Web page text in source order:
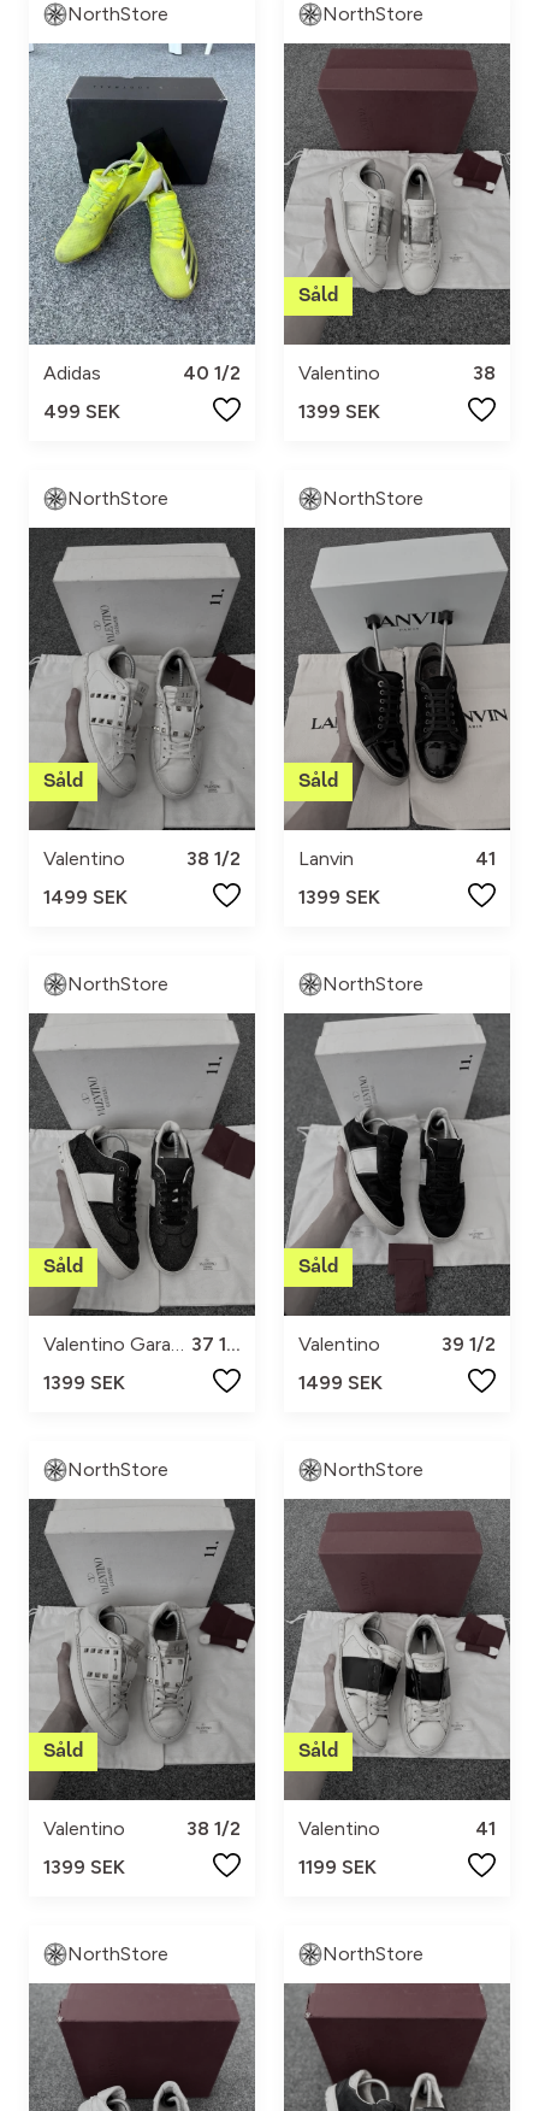
NorthStore
Adidas
40 1/2
499 SEK
NorthStore
Valentino
38
1399 SEK
NorthStore
Valentino
38 1/2
1499 SEK
NorthStore
Lanvin
41
1399 SEK
NorthStore
37 1/2
1399 SEK
NorthStore
Valentino
39 1/2
1499 SEK
NorthStore
Valentino
38 1/2
1399 SEK
NorthStore
Valentino
41
1199 SEK
NorthStore NorthStore